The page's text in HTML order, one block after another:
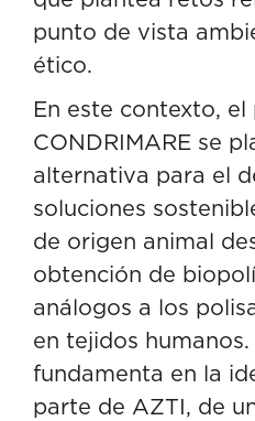
punto de vista
ético.
En este contexto,
CONDRIMARE se
alternativa para el
soluciones
de origen animal
obtención de
análogos a los
en tejidos
fundamenta en la
parte de AZTI, de